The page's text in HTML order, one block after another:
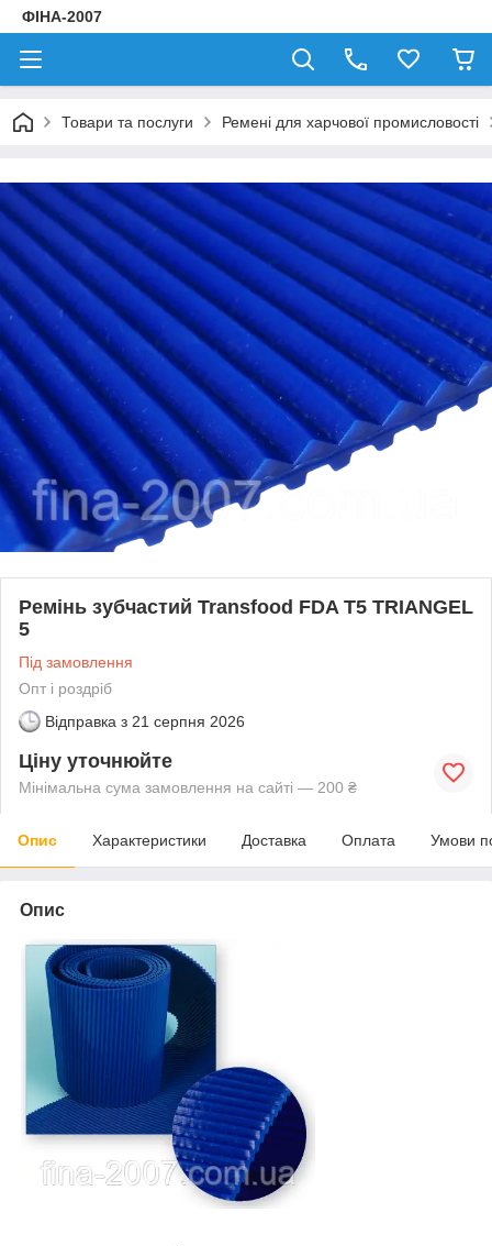
ФІНА-2007
Товари та послуги Ремені для харчової промисловості
Ремінь зубчастий Transfood FDA T5 TRIANGEL
5
Під замовлення
Опт і роздріб
Відправка з 21 серпня 2026
Ціну уточнюйте
Мінімальна сума замовлення на сайті — 200 ₴
Опис Характеристики Доставка Оплата Умови
Опис